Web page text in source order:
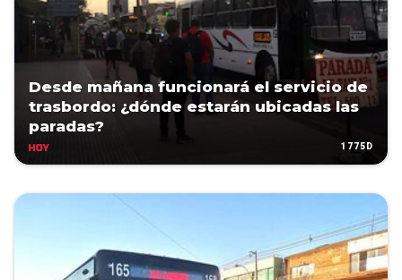
Desde mañana funcionará el servicio de
trasbordo: ¿dónde estarán ubicadas las
paradas?
1775D